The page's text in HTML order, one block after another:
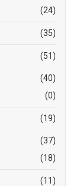
(24)
(35)
(51)
(40)
(0)
(19)
(37)
(18)
(11)